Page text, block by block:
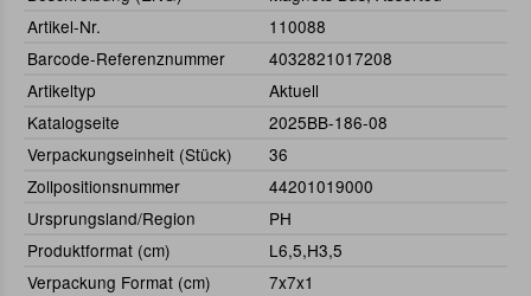
Artikel-Nr.
110088
Barcode-Referenznummer
4032821017208
Artikeltyp
Aktuell
Katalogseite
2025BB-186-08
Verpackungseinheit (Stück)
36
Zollpositionsnummer
44201019000
Ursprungsland/Region
PH
Produktformat (cm)
L6,5,H3,5
Verpackung Format (cm)
7x7x1